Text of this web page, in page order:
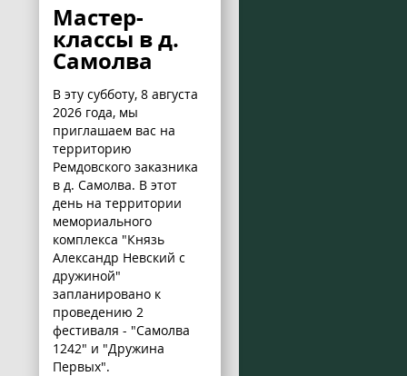
Мастер-
классы в д.
Самолва
В эту субботу, 8 августа
2026 года, мы
приглашаем вас на
территорию
Ремдовского заказника
в д. Самолва. В этот
день на территории
мемориального
комплекса "Князь
Александр Невский с
дружиной"
запланировано к
проведению 2
фестиваля - "Самолва
1242" и "Дружина
Первых".